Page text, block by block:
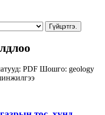
Гүйцэтгэ.
PDF Шошго: geology